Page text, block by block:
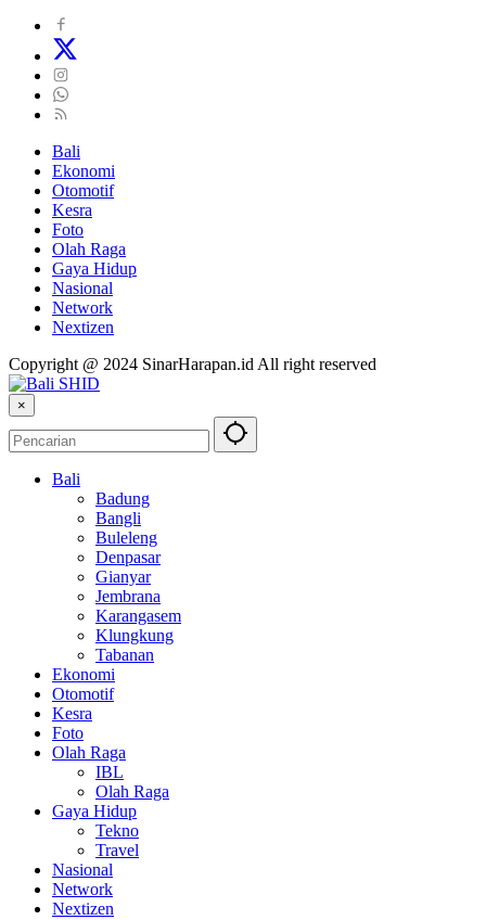
Bali
Ekonomi
Otomotif
Kesra
Foto
Olah Raga
Gaya Hidup
Nasional
Network
Nextizen
Copyright @ 2024 SinarHarapan.id All right reserved
×
Bali
Badung
Bangli
Buleleng
Denpasar
Gianyar
Jembrana
Karangasem
Klungkung
Tabanan
Ekonomi
Otomotif
Kesra
Foto
Olah Raga
IBL
Olah Raga
Gaya Hidup
Tekno
Travel
Nasional
Network
Nextizen